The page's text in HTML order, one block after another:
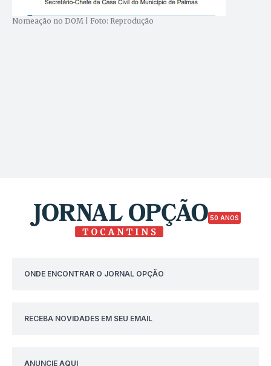
Nomeação no DOM | Foto: Reprodução
50 ANOS
ONDE ENCONTRAR O JORNAL OPÇÃO
RECEBA NOVIDADES EM SEU EMAIL
ANUNCIE AQUI